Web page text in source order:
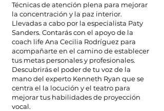
Técnicas de atención plena para mejorar
la concentración y la paz interior.
Llevadas a cabo por la especialista Paty
Sanders. Contarás con el apoyo de la
coach life Ana Cecilia Rodríguez para
acompañarte en el camino de establecer
tus metas personales y profesionales.
Descubrirás el poder de tu voz de la
mano del experto Kenneth Ryan que se
centra el la locución y el teatro para
mejorar tus habilidades de proyección
vocal.